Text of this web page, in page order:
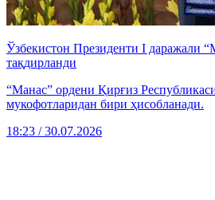
Ўзбекистон Президенти I даражали
тақдирланди
“Манас” ордени Қирғиз
мукофотларидан бири ҳисобланади.
18:23 / 30.07.2026